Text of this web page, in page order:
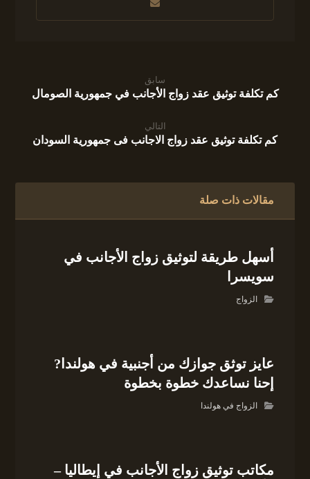
سابق
كم تكلفة توثيق عقد زواج الأجانب في جمهورية الصومال
التالي
كم تكلفة توثيق عقد زواج الاجانب فى جمهورية السودان
مقالات ذات صلة
أسهل طريقة لتوثيق زواج الأجانب في
سويسرا
الزواج
عايز توثق جوازك من أجنبية في هولندا?
إحنا نساعدك خطوة بخطوة
الزواج في هولندا
مكاتب توثيق زواج الأجانب في إيطاليا –